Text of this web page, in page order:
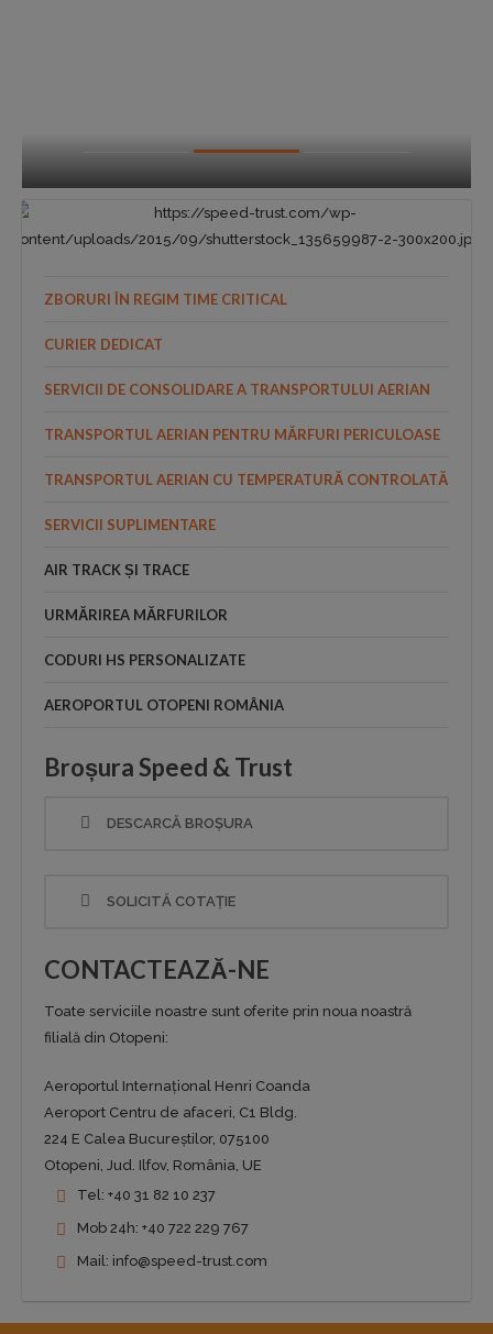
ZBORURI ÎN REGIM TIME CRITICAL
CURIER DEDICAT
SERVICII DE CONSOLIDARE A TRANSPORTULUI AERIAN
TRANSPORTUL AERIAN PENTRU MĂRFURI PERICULOASE
TRANSPORTUL AERIAN CU TEMPERATURĂ CONTROLATĂ
SERVICII SUPLIMENTARE
AIR TRACK ȘI TRACE
URMĂRIREA MĂRFURILOR
CODURI HS PERSONALIZATE
AEROPORTUL OTOPENI ROMÂNIA
Broșura Speed & Trust
DESCARCĂ BROȘURA
SOLICITĂ COTAȚIE
CONTACTEAZĂ-NE
Toate serviciile noastre sunt oferite prin noua noastră
filială din Otopeni:
Aeroportul Internațional Henri Coanda
Aeroport Centru de afaceri, C1 Bldg.
224 E Calea Bucureștilor, 075100
Otopeni, Jud. Ilfov, România, UE
Tel: +40 31 82 10 237
Mob 24h: +40 722 229 767
Mail: info@speed-trust.com